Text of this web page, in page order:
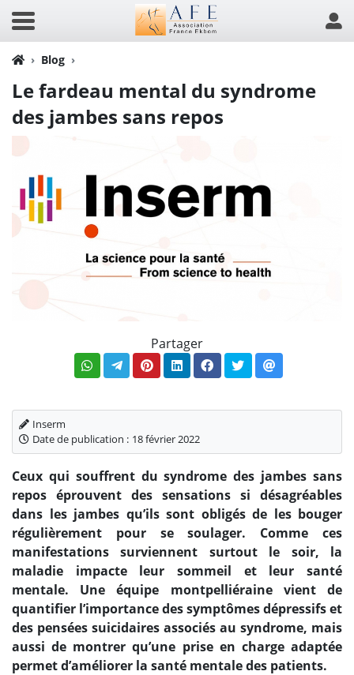
Blog
Le fardeau mental du syndrome
des jambes sans repos
Partager
Inserm
Date de publication : 18 février 2022
Ceux qui souffrent du syndrome des jambes sans
repos éprouvent des sensations si désagréables
dans les jambes qu’ils sont obligés de les bouger
régulièrement pour se soulager. Comme ces
manifestations surviennent surtout le soir, la
maladie impacte leur sommeil et leur santé
mentale. Une équipe montpelliéraine vient de
quantifier l’importance des symptômes dépressifs et
des pensées suicidaires associés au syndrome, mais
aussi de montrer qu’une prise en charge adaptée
permet d’améliorer la santé mentale des patients.